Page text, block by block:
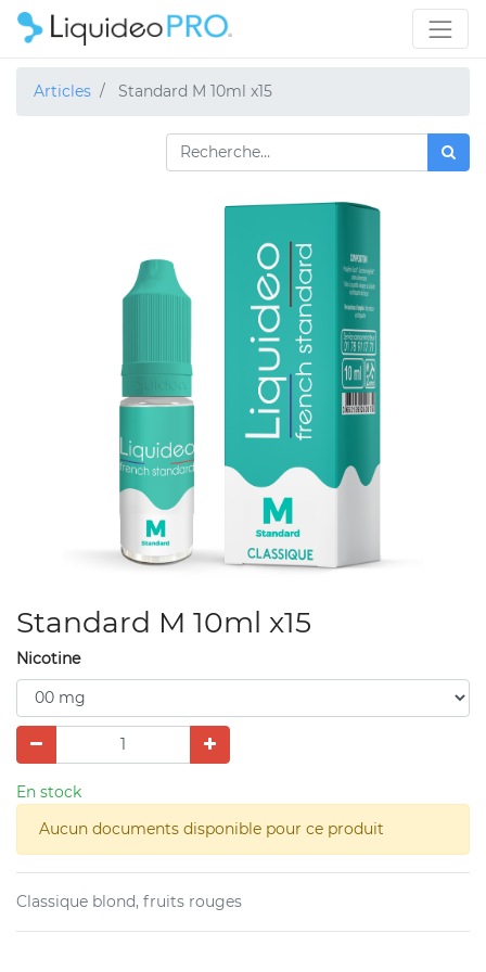
Articles Standard M 10ml x15
Standard M 10ml x15
Nicotine
En stock
Aucun documents disponible pour ce produit
Classique blond, fruits rouges